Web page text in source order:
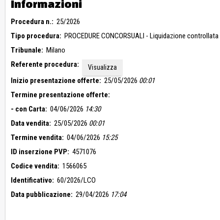
********
********
********
Online
********
********
********
Online
********
********
********
********
********
Informazioni
Procedura n.: 25/2026
Tipo procedura: PROCEDURE CONCORSUALI - Liquidazione
Tribunale: Milano
Referente procedura:
Visualizza
Inizio presentazione offerte: 25/05/2026 00:01
Termine presentazione offerte:
- con Carta: 04/06/2026 14:30
Data vendita: 25/05/2026 00:01
Termine vendita: 04/06/2026 15:25
ID inserzione PVP: 4571076
Codice vendita: 1566065
Identificativo: 60/2026/LCO
Data pubblicazione: 29/04/2026 17:04